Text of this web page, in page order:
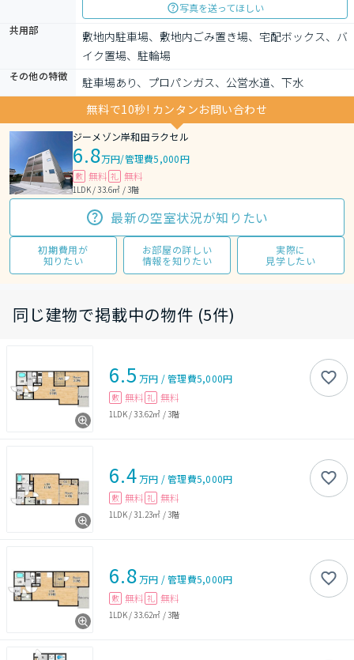
写真を送ってほしい
共用部
敷地内駐車場、敷地内ごみ置き場、宅配ボックス、バ
イク置場、駐輪場
その他の特徴
駐車場あり、プロパンガス、公営水道、下水
無料で10秒! カンタンお問い合わせ
ジーメゾン岸和田ラクセル
6.8万円/管理費5,000円
敷 無料 礼 無料
1LDK / 33.6㎡ / 3階
最新の空室状況が知りたい
初期費用が
知りたい
お部屋の詳しい
情報を知りたい
実際に
見学したい
同じ建物で掲載中の物件 (5件)
6.5 万円 /管理費5,000円
敷 無料 礼 無料
1LDK/33.62㎡ /3階
6.4万円 /管理費5,000円
敷 無料 礼 無料
1LDK/31.23㎡ /3階
6.8万円 /管理費5,000円
敷 無料 礼 無料
1LDK/33.62㎡ /3階